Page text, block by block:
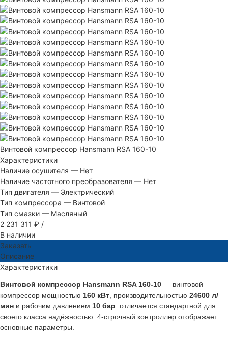
Винтовой компрессор Hansmann RSA 160-10
Характеристики
Наличие осушителя — Нет
Наличие частотного преобразователя — Нет
Тип двигателя — Электрический
Тип компрессора — Винтовой
Тип смазки — Масляный
2 231 311 ₽ /
В наличии
Заказать
Описание
Характеристики
Винтовой компрессор Hansmann RSA 160-10 — винтовой
компрессор мощностью 160 кВт , производительностью 24600 л/
мин и рабочим давлением 10 бар . отличается стандартной для
своего класса надёжностью. 4-строчный контроллер отображает
основные параметры.